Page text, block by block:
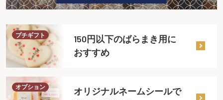
プチギフト
150円以下のばらまき用に
おすすめ
オプション
オリジナルネームシールで